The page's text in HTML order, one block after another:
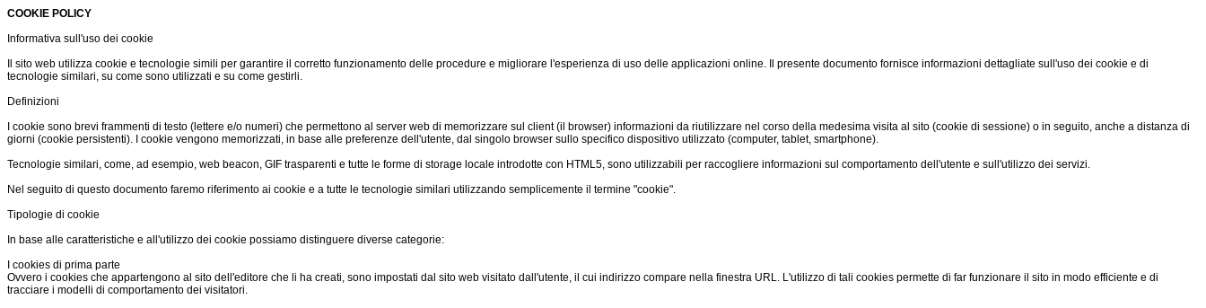
COOKIE POLICY
Informativa sull'uso dei cookie
Il sito web utilizza cookie e tecnologie simili per garantire il corretto funzionamento delle procedure e migliorare l'esperienza di uso delle applicazioni online. Il presente documento fornisce informazioni dettagliate sull'uso dei cookie e di
tecnologie similari, su come sono utilizzati e su come gestirli.
Definizioni
I cookie sono brevi frammenti di testo (lettere e/o numeri) che permettono al server web di memorizzare sul client (il browser) informazioni da riutilizzare nel corso della medesima visita al sito (cookie di sessione) o in seguito, anche a distanza di
giorni (cookie persistenti). I cookie vengono memorizzati, in base alle preferenze dell'utente, dal singolo browser sullo specifico dispositivo utilizzato (computer, tablet, smartphone).
Tecnologie similari, come, ad esempio, web beacon, GIF trasparenti e tutte le forme di storage locale introdotte con HTML5, sono utilizzabili per raccogliere informazioni sul comportamento dell'utente e sull'utilizzo dei servizi.
Nel seguito di questo documento faremo riferimento ai cookie e a tutte le tecnologie similari utilizzando semplicemente il termine "cookie".
Tipologie di cookie
In base alle caratteristiche e all'utilizzo dei cookie possiamo distinguere diverse categorie:
I cookies di prima parte
Ovvero i cookies che appartengono al sito dell'editore che li ha creati, sono impostati dal sito web visitato dall'utente, il cui indirizzo compare nella finestra URL. L'utilizzo di tali cookies permette di far funzionare il sito in modo efficiente e di
tracciare i modelli di comportamento dei visitatori.